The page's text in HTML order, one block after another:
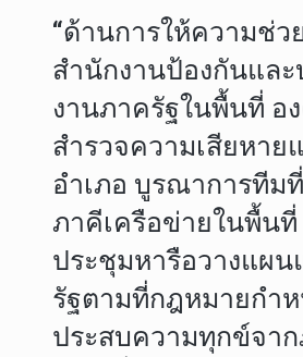
“ด้านการให้ความช่
สำนักงานป้องกันแล
งานภาครัฐในพื้นที่ อ
สำรวจความเสียหา
อำเภอ บูรณาการทีม
ภาคีเครือข่ายในพื้น
ประชุมหารือวางแผ
รัฐตามที่กฎหมายกำ
ประสบความทุกข์จาก